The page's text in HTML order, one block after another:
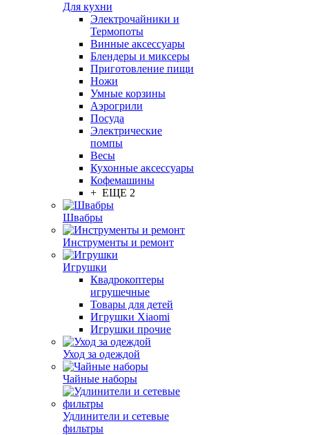
Для кухни
Электрочайники и
Термопоты
Винные аксессуары
Блендеры и миксеры
Приготовление пищи
Ножи
Умные корзины
Аэрогрили
Посуда
Электрические
помпы
Весы
Кухонные аксессуары
Кофемашины
+ ЕЩЕ 2
Швабры
Инструменты и ремонт
Игрушки
Квадрокоптеры
игрушечные
Товары для детей
Игрушки Xiaomi
Игрушки прочие
Уход за одеждой
Чайные наборы
Удлинители и сетевые
фильтры